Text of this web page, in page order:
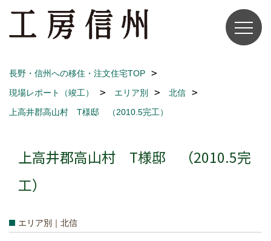
長野・信州への移住・注文住宅TOP
現場レポート（竣工）
エリア別
北信
上高井郡高山村 T様邸 （2010.5完工）
上高井郡高山村 T様邸 （2010.5完
工）
エリア別｜北信